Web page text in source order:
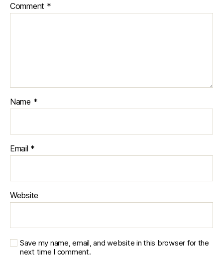
Comment *
Name *
Email *
Website
Save my name, email, and website in this browser for the
next time I comment.